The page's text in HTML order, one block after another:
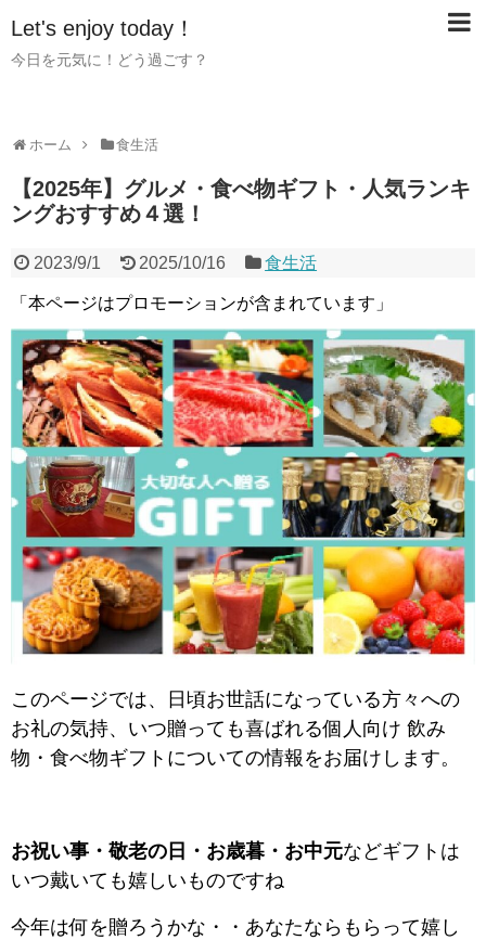
Let's enjoy today！
今日を元気に！どう過ごす？
ホーム 食生活
【2025年】グルメ・食べ物ギフト・人気ランキ
ングおすすめ４選！
2023/9/1 2025/10/16 食生活
「本ページはプロモーションが含まれています」
このページでは、日頃お世話になっている方々への
お礼の気持、いつ贈っても喜ばれる個人向け 飲み
物・食べ物ギフトについての情報をお届けします。
お祝い事・敬老の日・お歳暮・お中元などギフトは
いつ戴いても嬉しいものですね
今年は何を贈ろうかな・・あなたならもらって嬉し